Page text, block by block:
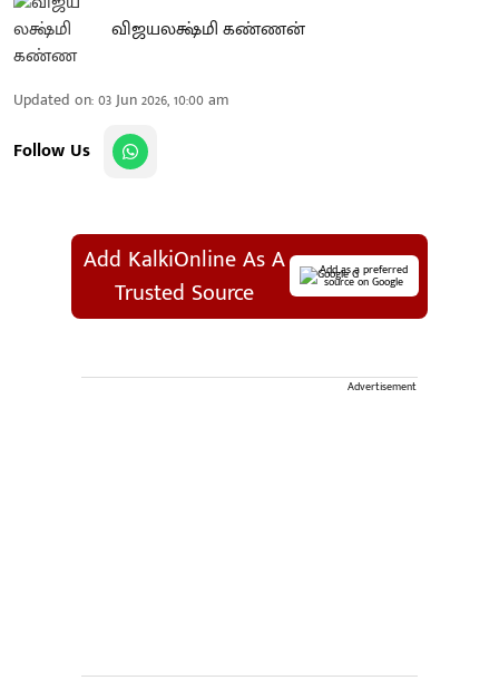
விஜயலக்ஷ்மி கண்ணன்
Updated on:03 Jun 2026, 10:00 am
Follow Us
Add KalkiOnline As A
Trusted Source
Add as a preferred
source on Google
Advertisement